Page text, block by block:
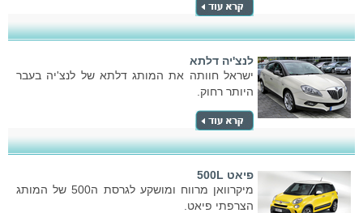
לנצ'יה דלתא
ישראל חוותה את המותג דלתא של לנצ'יה בעבר
היותר רחוק.
פיאט 500L
מיקרוואן מרווח ומושקע לגרסת ה500 של המותג
הצרפתי פיאט.